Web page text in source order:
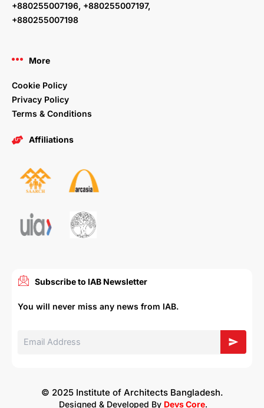
+880255007196, +880255007197,
+880255007198
More
Cookie Policy
Privacy Policy
Terms & Conditions
Affiliations
Subscribe to IAB Newsletter
You will never miss any news from IAB.
© 2025 Institute of Architects Bangladesh.
Designed & Developed By Devs Core.